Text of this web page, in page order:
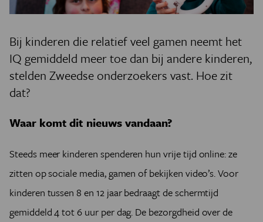
JONGE UITDAGERS
Bij kinderen die relatief veel gamen neemt het
IQ gemiddeld meer toe dan bij andere kinderen,
stelden Zweedse onderzoekers vast. Hoe zit
dat?
Waar komt dit nieuws vandaan?
Steeds meer kinderen spenderen hun vrije tijd online: ze
zitten op sociale media, gamen of bekijken video’s. Voor
kinderen tussen 8 en 12 jaar bedraagt de schermtijd
gemiddeld 4 tot 6 uur per dag. De bezorgdheid over de